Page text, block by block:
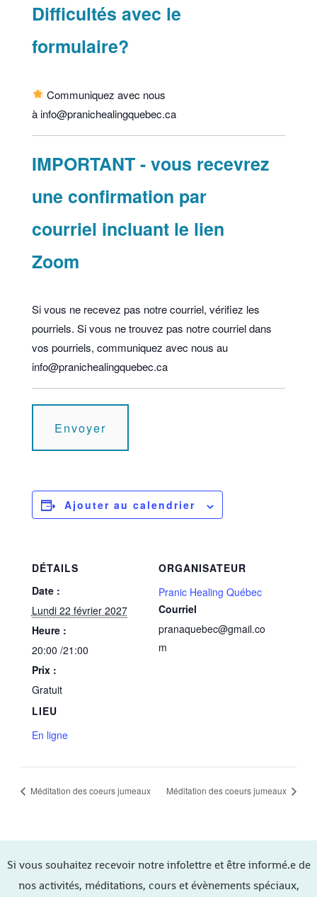
Difficultés avec le
formulaire?
Communiquez avec nous
à info@pranichealingquebec.ca
IMPORTANT - vous recevrez
une confirmation par
courriel incluant le lien
Zoom
Si vous ne recevez pas notre courriel, vérifiez les
pourriels. Si vous ne trouvez pas notre courriel dans
vos pourriels, communiquez avec nous au
info@pranichealingquebec.ca
Ajouter au calendrier
DÉTAILS
Date :
Lundi 22 février 2027
Heure :
20:00 /21:00
Prix :
Gratuit
LIEU
En ligne
ORGANISATEUR
Pranic Healing Québec
Courriel
pranaquebec@gmail.co
m
Méditation des coeurs jumeaux Méditation des coeurs jumeaux
Si vous souhaitez recevoir notre infolettre et être informé.e de
nos activités, méditations, cours et évènements spéciaux,